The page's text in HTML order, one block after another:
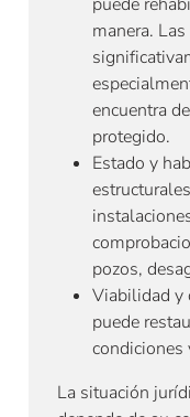
manera.
encuentra
protegido.
Estado y
pozos,
Viabilidad y
puede
condiciones
La situación